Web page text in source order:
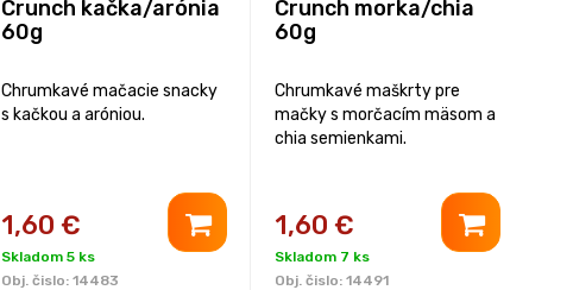
Crunch kačka/arónia
60g
Chrumkavé mačacie snacky
s kačkou a aróniou.
1,60 €
Skladom 5 ks
Obj. čislo: 14483
Crunch morka/chia
60g
Chrumkavé maškrty pre
mačky s morčacím mäsom a
chia semienkami.
1,60 €
Skladom 7 ks
Obj. čislo: 14491